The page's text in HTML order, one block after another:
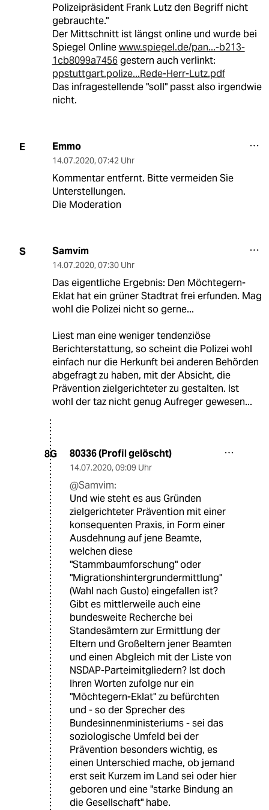
Polizeipräsident Frank Lutz den Begriff nicht
gebrauchte."
Der Mittschnitt ist längst online und wurde bei
Spiegel Onlinewww.spiegel.de/pan...-b213-
1cb8099a7456gestern auch verlinkt:
ppstuttgart.polize...Rede-Herr-Lutz.pdf
Das infragestellende "soll" passt also irgendwie
nicht.
E Emmo
14.07.2020, 07:42 Uhr
Kommentar entfernt. Bitte vermeiden Sie
Unterstellungen.
Die Moderation
S Samvim
14.07.2020, 07:30 Uhr
Das eigentliche Ergebnis: Den Möchtegern-
Eklat hat ein grüner Stadtrat frei erfunden. Mag
wohl die Polizei nicht so gerne...
Liest man eine weniger tendenziöse
Berichterstattung, so scheint die Polizei wohl
einfach nur die Herkunft bei anderen Behörden
abgefragt zu haben, mit der Absicht, die
Prävention zielgerichteter zu gestalten. Ist
wohl der taz nicht genug Aufreger gewesen...
8G 80336 (Profil gelöscht)
14.07.2020, 09:09 Uhr
@Samvim:
Und wie steht es aus Gründen
zielgerichteter Prävention mit einer
konsequenten Praxis, in Form einer
Ausdehnung auf jene Beamte,
welchen diese
"Stammbaumforschung" oder
"Migrationshintergrundermittlung"
(Wahl nach Gusto) eingefallen ist?
Gibt es mittlerweile auch eine
bundesweite Recherche bei
Standesämtern zur Ermittlung der
Eltern und Großeltern jener Beamten
und einen Abgleich mit der Liste von
NSDAP-Parteimitgliedern? Ist doch
Ihren Worten zufolge nur ein
"Möchtegern-Eklat" zu befürchten
und - so der Sprecher des
Bundesinnenministeriums - sei das
soziologische Umfeld bei der
Prävention besonders wichtig, es
einen Unterschied mache, ob jemand
erst seit Kurzem im Land sei oder hier
geboren und eine "starke Bindung an
die Gesellschaft" habe.